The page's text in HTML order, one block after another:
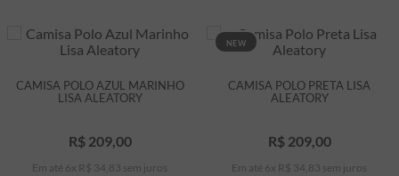
CAMISA POLO AZUL MARINHO
LISA ALEATORY
R$ 209,00
Em até 6 x R$ 34 83 sem juros
NEW
CAMISA POLO PRETA LISA
ALEATORY
R$ 209,00
Em até 6 x R$ 34 83 sem juros